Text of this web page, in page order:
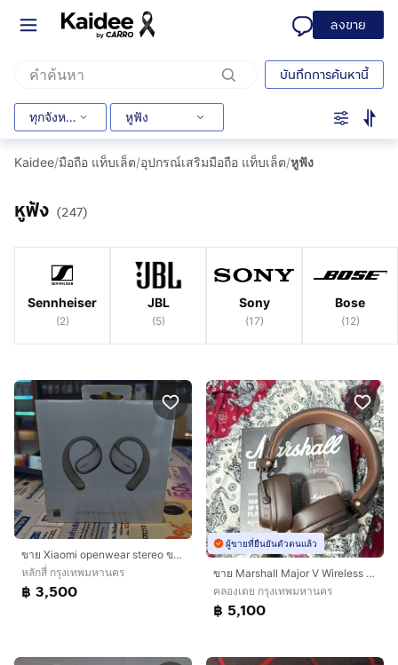
ลงขาย
บันทึกการค้นหานี้
ทุกจังหวัด หูฟัง
Kaidee/มือถือ แท็บเล็ต/อุปกรณ์เสริมมือถือ แท็บเล็ต/หูฟัง
หูฟัง (247)
Sennheiser
(2)
JBL
(5)
Sony
(17)
Bose
(12)
ขาย Xiaomi openwear stereo ของแท้จากศูนย์
หลักสี่ กรุงเทพมหานคร
฿ 3,500
ผู้ขายที่ยืนยันตัวตนแล้ว
ขาย Marshall Major V Wireless Headphone สีน้ำตาล ของแท้
คลองเตย กรุงเทพมหานคร
฿ 5,100